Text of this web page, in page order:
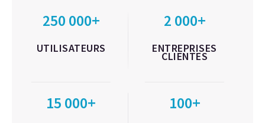
250 000+
UTILISATEURS
2 000+
ENTREPRISES
CLIENTES
15 000+ 100+